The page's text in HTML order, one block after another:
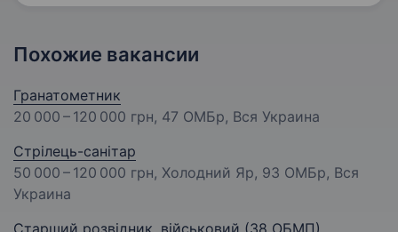
Похожие вакансии
Гранатометник
20 000 – 120 000 грн, 47 ОМБр, Вся Украина
Стрілець-санітар
50 000 – 120 000 грн, Холодний Яр, 93 ОМБр, Вся
Украина